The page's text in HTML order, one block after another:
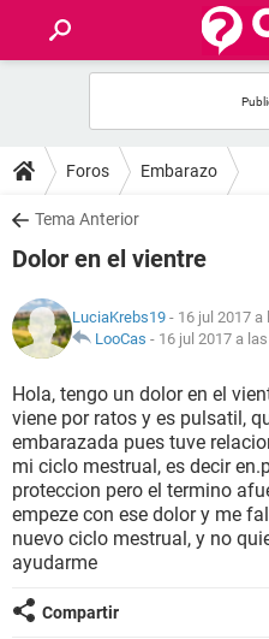
FOROS
SALUD
NUTRICIÓN
BIENESTAR
SEXUALIDAD
GLOSARIO
Foros Embarazo
Tema Anterior
Dolor en el vientre
LuciaKrebs19 - 16 jul 2017 a
LooCas - 16 jul 2017 a
Hola, tengo un dolor en el
viene por ratos y es pulsatil,
embarazada pues tuve
mi ciclo mestrual, es decir
proteccion pero el termino
empeze con ese dolor y me
nuevo ciclo mestrual, y no
ayudarme
Compartir